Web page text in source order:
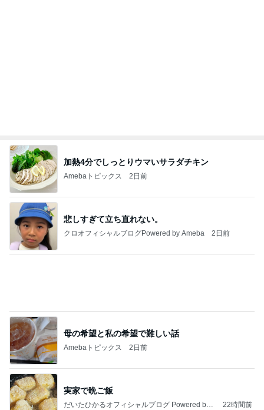
加熱4分でしっとりウマいサラダチキン
Amebaトピックス 2日前
悲しすぎて立ち直れない。
クロオフィシャルブログPowered by Ameba 2日前
母の希望と私の希望で難しい話
Amebaトピックス 2日前
実家で晩ご飯
だいたひかるオフィシャルブログ Powered by
22時間前